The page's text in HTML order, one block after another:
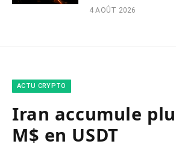
4 AOÛT 2026
ACTU CRYPTO
Iran accumule
M$ en USDT